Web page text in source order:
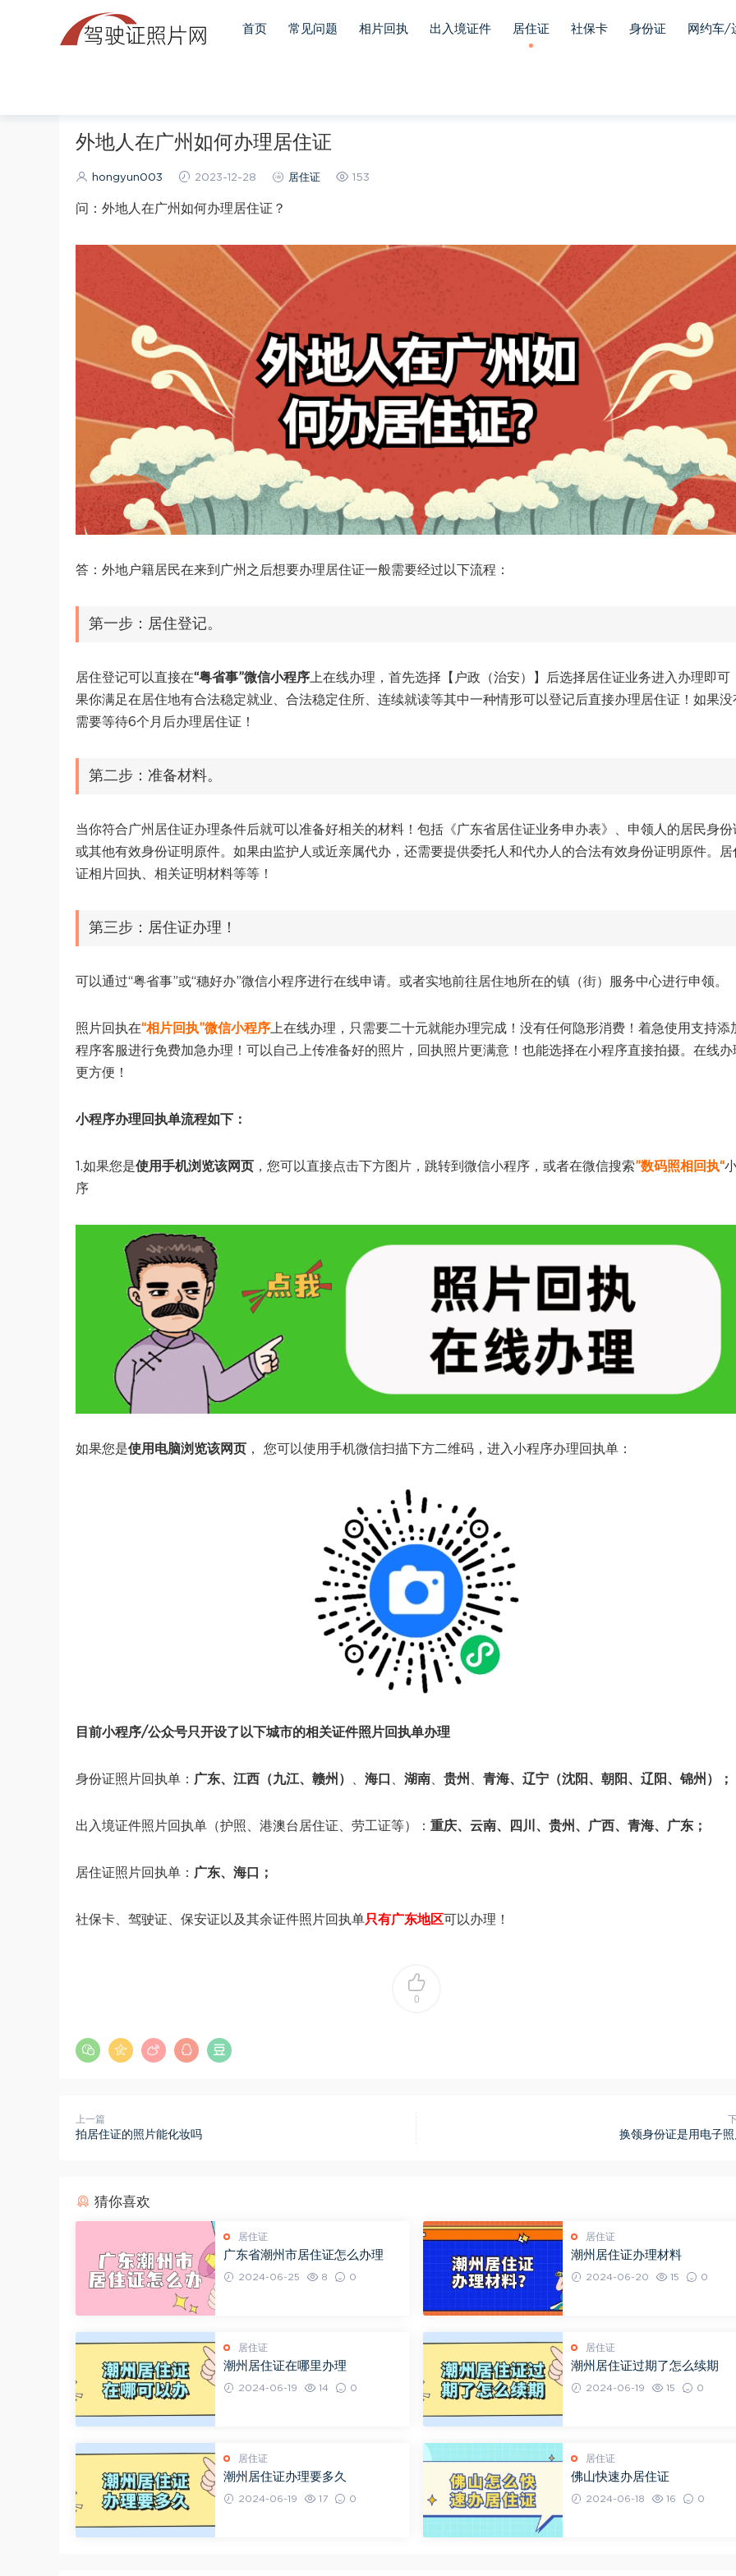
首页 常见问题 相片回执 出入境证件 居住证 社保卡 身份证 网约车/
外地人在广州如何办理居住证
hongyun003 2023-12-28 居住证 153
问：外地人在广州如何办理居住证？
答：外地户籍居民在来到广州之后想要办理居住证一般需要经过以下流程：
第一步：居住登记。
居住登记可以直接在“粤省事”微信小程序上在线办理，首先选择【户政（治安）】后选择居住证业务进入办理即可
果你满足在居住地有合法稳定就业、合法稳定住所、连续就读等其中一种情形可以登记后直接办理居住证！如果没
需要等待6个月后办理居住证！
第二步：准备材料。
当你符合广州居住证办理条件后就可以准备好相关的材料！包括《广东省居住证业务申办表》、申领人的居民身份
或其他有效身份证明原件。如果由监护人或近亲属代办，还需要提供委托人和代办人的合法有效身份证明原件。居
证相片回执、相关证明材料等等！
第三步：居住证办理！
可以通过“粤省事”或“穗好办”微信小程序进行在线申请。或者实地前往居住地所在的镇（街）服务中心进行申领。
照片回执在“相片回执”微信小程序上在线办理，只需要二十元就能办理完成！没有任何隐形消费！着急使用支持添
程序客服进行免费加急办理！可以自己上传准备好的照片，回执照片更满意！也能选择在小程序直接拍摄。在线办
更方便！
小程序办理回执单流程如下：
1.如果您是使用手机浏览该网页 ，您可以直接点击下方图片，跳转到微信小程序，或者在微信搜索”数码照相回执“
序
如果您是使用电脑浏览该网页 ， 您可以使用手机微信扫描下方二维码，进入小程序办理回执单：
目前小程序/公众号只开设了以下城市的相关证件照片回执单办理
身份证照片回执单： 广东、 江西（九江、赣州） 、 海口 、 湖南、 贵州 、 青海、辽宁（沈阳、朝阳、辽阳、锦州）；
出入境证件照片回执单（护照、港澳台居住证、劳工证等）： 重庆、云南、四川、贵州、广西、青海、广东；
居住证照片回执单： 广东、海口；
社保卡、驾驶证、保安证以及其余证件照片回执单只有广东地区可以办理！
0
上一篇
拍居住证的照片能化妆吗 换领身份证是用电子
猜你喜欢
居住证
广东省潮州市居住证怎么办理
2024-06-25 8 0
居住证
潮州居住证办理材料
2024-06-20 15 0
居住证
潮州居住证在哪里办理
2024-06-19 14 0
居住证
潮州居住证过期了怎么续期
2024-06-19 15 0
居住证
潮州居住证办理要多久
2024-06-19 17 0
居住证
佛山快速办居住证
2024-06-18 16 0